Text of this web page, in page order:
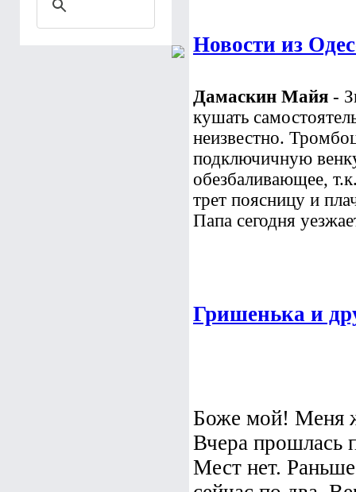
Новости из
Дамаскин Майя -
кушать
неизвестно.
подключичную
обезбаливающее,
трет поясницу и
Папа сегодня
Гришенька и
Боже мой! Меня
Вчера прошлась
Мест нет.